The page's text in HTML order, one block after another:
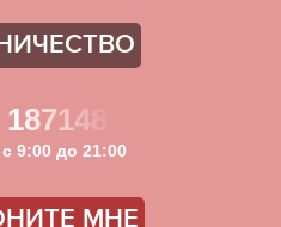
9:00 до 21:00
МНЕ